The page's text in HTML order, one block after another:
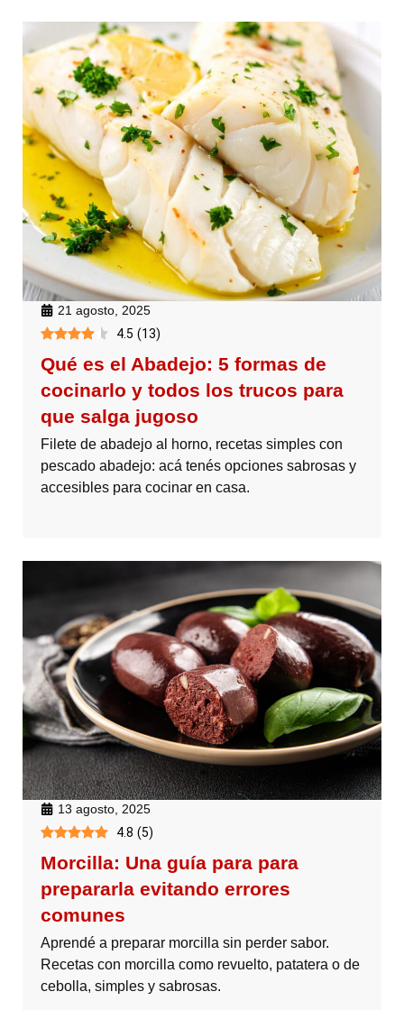
21 agosto, 2025
4.5 (13)
Qué es el Abadejo: 5 formas de
cocinarlo y todos los trucos para
que salga jugoso
Filete de abadejo al horno, recetas simples con
pescado abadejo: acá tenés opciones sabrosas y
accesibles para cocinar en casa.
13 agosto, 2025
4.8 (5)
Morcilla: Una guía para para
prepararla evitando errores
comunes
Aprendé a preparar morcilla sin perder sabor.
Recetas con morcilla como revuelto, patatera o de
cebolla, simples y sabrosas.